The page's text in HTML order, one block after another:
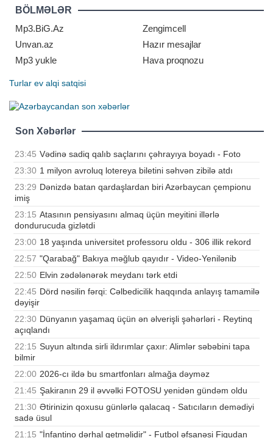
Qlobal Yaşanabilirlik İndeksində
qeyd olunub. Reytinqə əsasən,
Kopenhagen 173 şəhər arasında
sabitlik
BÖLMƏLƏR
Mp3.BiG.Az
Zengimcell
Unvan.az
Hazır mesajlar
Mp3 yukle
Hava proqnozu
Turlar ev alqi satqisi
Son Xəbərlər
23:45 Vədinə sadiq qalıb saçlarını çəhrayıya boyadı - Foto
23:30 1 milyon avroluq lotereya biletini səhvən zibilə atdı
23:29 Dənizdə batan qardaşlardan biri Azərbaycan çempionu
imiş
23:15 Atasının pensiyasını almaq üçün meyitini illərlə
dondurucuda gizlətdi
23:00 18 yaşında universitet professoru oldu - 306 illik rekord
22:57 "Qarabağ" Bakıya məğlub qayıdır - Video-Yenilənib
22:50 Elvin zədələnərək meydanı tərk etdi
22:45 Dörd nəsilin fərqi: Cəlbedicilik haqqında anlayış tamamilə
dəyişir
22:30 Dünyanın yaşamaq üçün ən əlverişli şəhərləri - Reytinq
açıqlandı
22:15 Suyun altında sirli ildırımlar çaxır: Alimlər səbəbini tapa
bilmir
22:00 2026-cı ildə bu smartfonları almağa dəyməz
21:45 Şakiranın 29 il əvvəlki FOTOSU yenidən gündəm oldu
21:30 Ətirinizin qoxusu günlərlə qalacaq - Satıcıların demədiyi
sadə üsul
21:15 "İnfantino dərhal getməlidir" - Futbol əfsanəsi Fiqudan